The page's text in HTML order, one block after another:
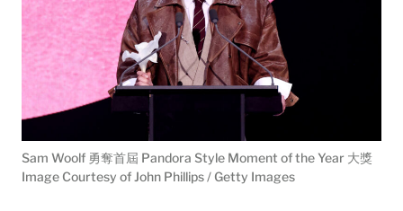
Sam Woolf 勇奪首屆 Pandora Style Moment of the Year 大獎
Image Courtesy of John Phillips / Getty Images